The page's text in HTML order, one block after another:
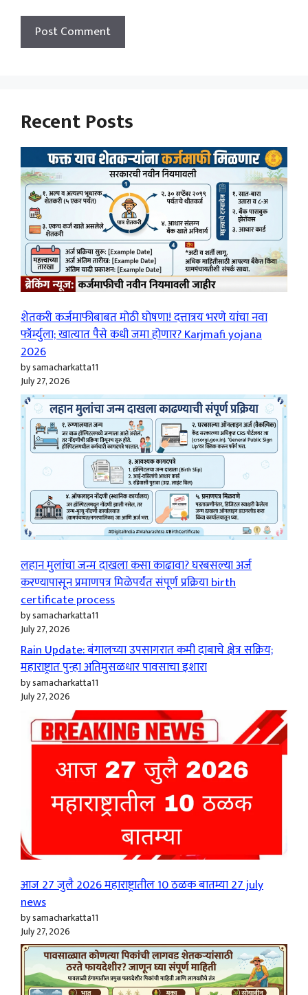
Recent Posts
शेतकरी कर्जमाफीबाबत मोठी घोषणा! दत्तात्रय भरणे यांचा नवा
फॉर्म्युला; खात्यात पैसे कधी जमा होणार? Karjmafi yojana
2026
by samacharkatta11
July 27, 2026
लहान मुलांचा जन्म दाखला कसा काढावा? घरबसल्या अर्ज
करण्यापासून प्रमाणपत्र मिळेपर्यंत संपूर्ण प्रक्रिया birth
certificate process
by samacharkatta11
July 27, 2026
Rain Update: बंगालच्या उपसागरात कमी दाबाचे क्षेत्र सक्रिय;
महाराष्ट्रात पुन्हा अतिमुसळधार पावसाचा इशारा
by samacharkatta11
July 27, 2026
आज 27 जुलै 2026 महाराष्ट्रातील 10 ठळक बातम्या 27 july
news
by samacharkatta11
July 27, 2026